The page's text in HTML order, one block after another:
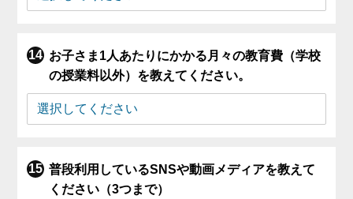
お子さま1人あたりにかかる月々の教育費（学校
の授業料以外）を教えてください。
普段利用しているSNSや動画メディアを教えて
ください（3つまで）